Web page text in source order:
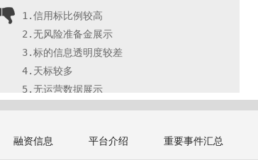
1.信用标比例较高
2.无风险准备金展示
3.标的信息透明度较差
4.天标较多
5.无运营数据展示
融资信息 平台介绍 重要事件汇总